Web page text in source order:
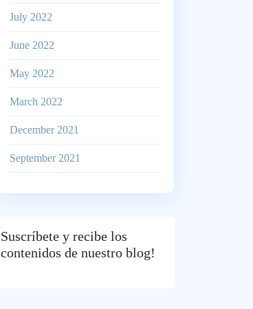
July 2022
June 2022
May 2022
March 2022
December 2021
September 2021
Suscríbete y recibe los
contenidos de nuestro blog!